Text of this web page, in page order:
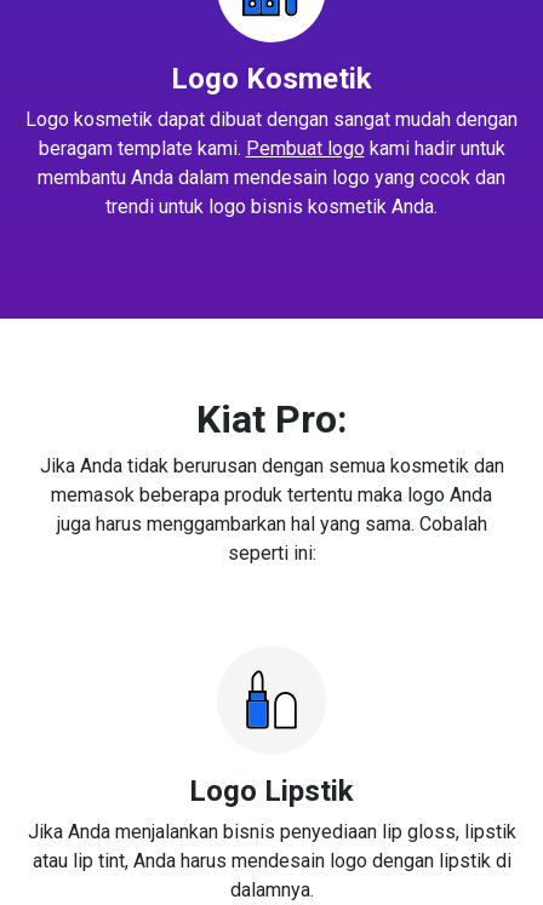
Logo Kosmetik
Logo kosmetik dapat dibuat dengan sangat mudah dengan
beragam template kami. Pembuat logokami hadir untuk
membantu Anda dalam mendesain logo yang cocok dan
trendi untuk logo bisnis kosmetik Anda.
Kiat Pro:
Jika Anda tidak berurusan dengan semua kosmetik dan
memasok beberapa produk tertentu maka logo Anda
juga harus menggambarkan hal yang sama. Cobalah
seperti ini:
Logo Lipstik
Jika Anda menjalankan bisnis penyediaan lip gloss, lipstik
atau lip tint, Anda harus mendesain logo dengan lipstik di
dalamnya.